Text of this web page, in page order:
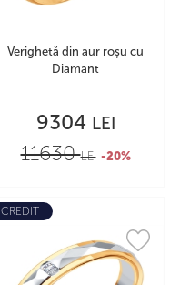
Verighetă din aur roșu cu
Diamant
9304 LEI
11630LEI -20%
CREDIT